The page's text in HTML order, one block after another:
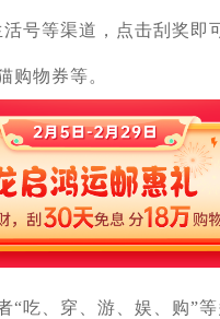
号等渠道，点击刮奖即
购物券等。
“吃、穿、游、娱、购”